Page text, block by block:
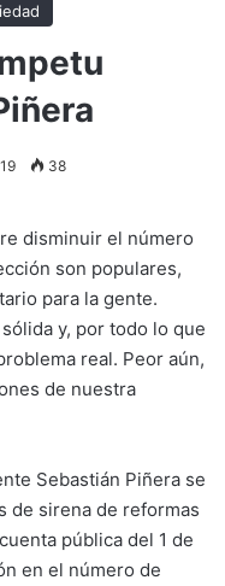
38
disminuir el número
son populares,
para la gente.
y, por todo lo que
real. Peor aún,
de nuestra
Sebastián Piñera se
de sirena de reformas
pública del 1 de
en el número de